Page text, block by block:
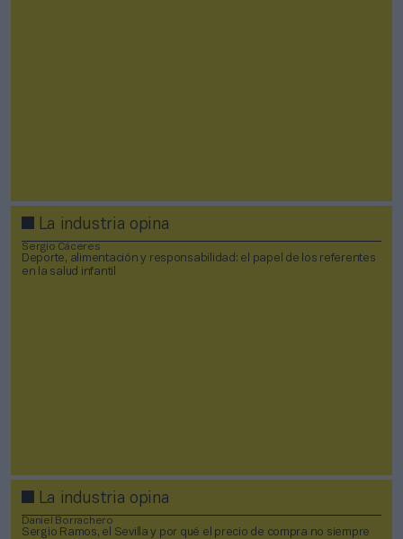
La industria opina
Sergio Cáceres
Deporte, alimentación y responsabilidad: el papel de los referentes
en la salud infantil
La industria opina
Daniel Borrachero
Sergio Ramos, el Sevilla y por qué el precio de compra no siempre